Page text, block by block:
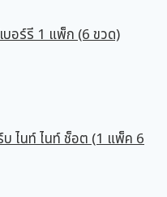
อร์รี 1 แพ็ก (6 ขวด)
ไนท์ ไนท์ ช็อต (1 แพ็ค 6